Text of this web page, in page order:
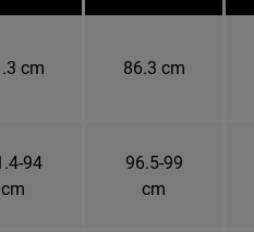
cm 86.3 cm
94
cm
96.5-99
cm